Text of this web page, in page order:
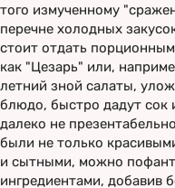
того измученному
перечне холодных
стоит отдать
как "Цезарь" или,
летний зной салаты,
блюдо, быстро дадут сок
далеко не
были не только
и сытными, можно
ингредиентами, добавив